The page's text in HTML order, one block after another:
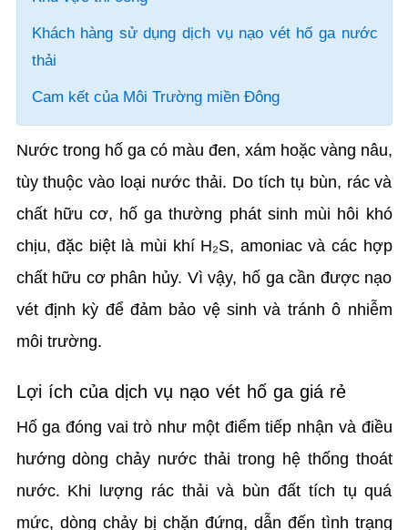
Khách hàng sử dụng dịch vụ nạo vét hố ga nước
thải
Cam kết của Môi Trường miền Đông
Nước trong hố ga có màu đen, xám hoặc vàng nâu,
tùy thuộc vào loại nước thải. Do tích tụ bùn, rác và
chất hữu cơ, hố ga thường phát sinh mùi hôi khó
chịu, đặc biệt là mùi khí H₂S, amoniac và các hợp
chất hữu cơ phân hủy. Vì vậy, hố ga cần được nạo
vét định kỳ để đảm bảo vệ sinh và tránh ô nhiễm
môi trường.
Lợi ích của dịch vụ nạo vét hố ga giá rẻ
Hố ga đóng vai trò như một điểm tiếp nhận và điều
hướng dòng chảy nước thải trong hệ thống thoát
nước. Khi lượng rác thải và bùn đất tích tụ quá
mức, dòng chảy bị chặn đứng, dẫn đến tình trạng